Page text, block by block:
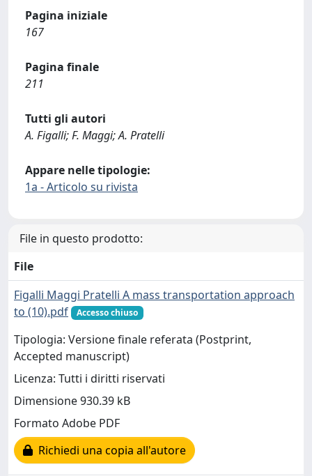
Pagina iniziale
167
Pagina finale
211
Tutti gli autori
A. Figalli; F. Maggi; A. Pratelli
Appare nelle tipologie:
1a - Articolo su rivista
File in questo prodotto:
File
Figalli Maggi Pratelli A mass transportation approach
to (10).pdf
Accesso chiuso
Tipologia: Versione finale referata (Postprint,
Accepted manuscript)
Licenza: Tutti i diritti riservati
Dimensione 930.39 kB
Formato Adobe PDF
Richiedi una copia all'autore